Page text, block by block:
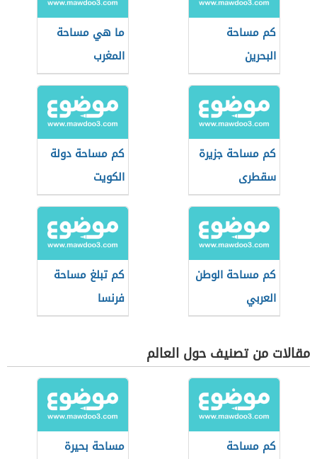
كم مساحة
البحرين
ما هي مساحة
المغرب
كم مساحة جزيرة
سقطرى
كم مساحة دولة
الكويت
كم مساحة الوطن
العربي
كم تبلغ مساحة
فرنسا
مقالات من تصنيف حول العالم
كم مساحة
مساحة بحيرة